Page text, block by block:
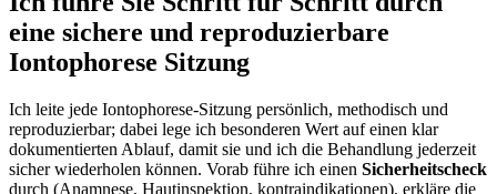
eine sichere und reproduzierbare
Iontophorese Sitzung
Ich leite jede Iontophorese-Sitzung persönlich, methodisch und⁤
reproduzierbar; dabei lege ich besonderen⁤ Wert auf einen klar
dokumentierten Ablauf, damit sie und ich die Behandlung jederzeit⁢
sicher wiederholen können. Vorab führe ich einen Sicherheitscheck
durch (Anamnese, Hautinspektion, kontraindikationen), erkläre die